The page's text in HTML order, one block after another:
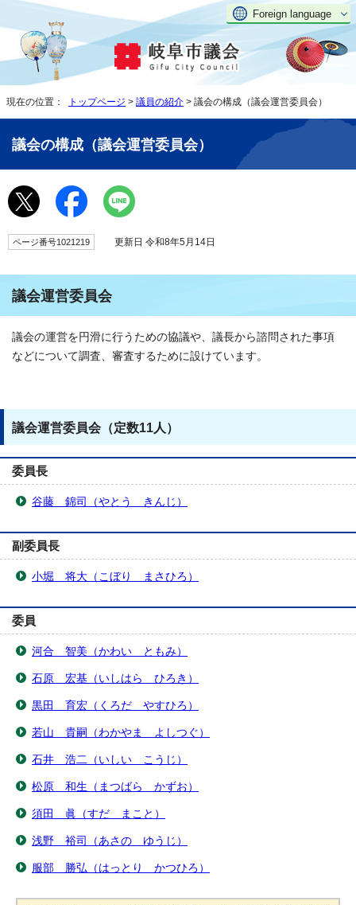
Foreign language
現在の位置： トップページ > 議員の紹介 > 議会の構成（議会運営委員会）
議会の構成（議会運営委員会）
ページ番号1021219 更新日 令和8年5月14日
議会運営委員会
議会の運営を円滑に行うための協議や、議長から諮問された事項
などについて調査、審査するために設けています。
議会運営委員会（定数11人）
委員長
谷藤 錦司（やとう きんじ）
副委員長
小堀 将大（こぼり まさひろ）
委員
河合 智美（かわい ともみ）
石原 宏基（いしはら ひろき）
黒田 育宏（くろだ やすひろ）
若山 貴嗣（わかやま よしつぐ）
石井 浩二（いしい こうじ）
松原 和生（まつばら かずお）
須田 眞（すだ まこと）
浅野 裕司（あさの ゆうじ）
服部 勝弘（はっとり かつひろ）